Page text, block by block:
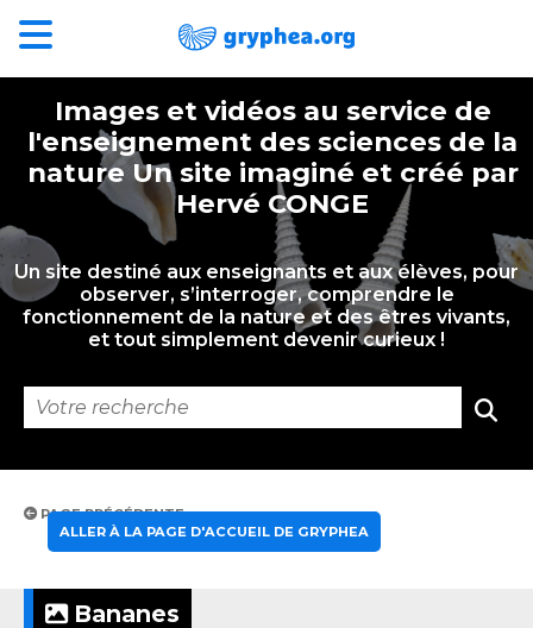
Images et vidéos au service de
l'enseignement des sciences de la
nature Un site imaginé et créé par
Hervé CONGE
Un site destiné aux enseignants et aux élèves, pour
observer, s’interroger, comprendre le
fonctionnement de la nature et des êtres vivants,
et tout simplement devenir curieux !
PAGE PRÉCÉDENTE
ALLER À LA PAGE D'ACCUEIL DE GRYPHEA
Bananes